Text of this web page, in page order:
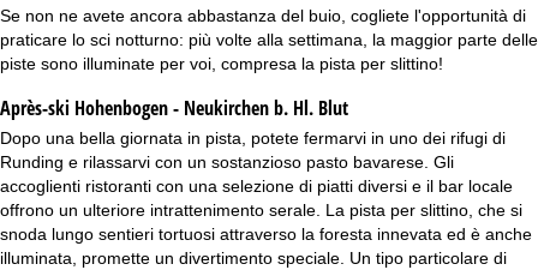
Se non ne avete ancora abbastanza del buio, cogliete l'opportunità di
praticare lo sci notturno: più volte alla settimana, la maggior parte delle
piste sono illuminate per voi, compresa la pista per slittino!
Après-ski Hohenbogen - Neukirchen b. Hl. Blut
Dopo una bella giornata in pista, potete fermarvi in uno dei rifugi di
Runding e rilassarvi con un sostanzioso pasto bavarese. Gli
accoglienti ristoranti con una selezione di piatti diversi e il bar locale
offrono un ulteriore intrattenimento serale. La pista per slittino, che si
snoda lungo sentieri tortuosi attraverso la foresta innevata ed è anche
illuminata, promette un divertimento speciale. Un tipo particolare di